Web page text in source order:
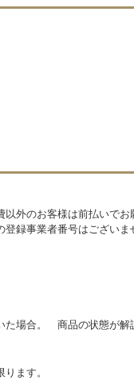
のお客様は前払いでお
録事業者番号はございま
た場合。 商品の状態が解
ります。